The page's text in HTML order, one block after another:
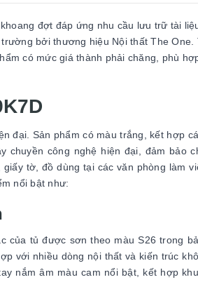
đợt đáp ứng nhu cầu lưu trữ tài
bởi thương hiệu Nội thất The One.
có mức giá thành phải chăng, phù
đại. Sản phẩm có màu trắng, kết hợp
chuyền công nghệ hiện đại, đảm bảo
tờ, đồ dùng tại các văn phòng làm
nổi bật như:
của tủ được sơn theo màu S26 trong
với nhiều dòng nội thất và kiến trúc
nắm âm màu cam nổi bật, kết hợp